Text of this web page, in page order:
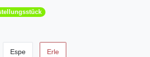
Espe Erle